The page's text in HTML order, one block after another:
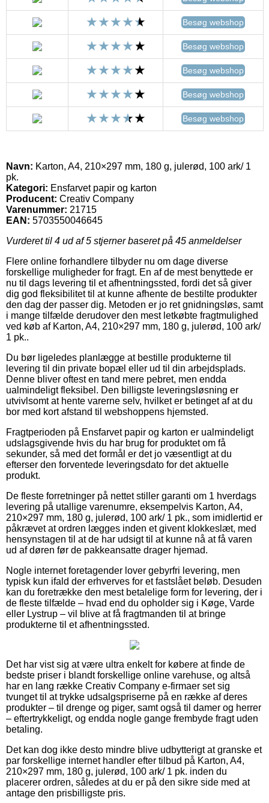
Besøg webshop
Besøg webshop
Besøg webshop
Besøg webshop
Besøg webshop
Navn: Karton, A4, 210×297 mm, 180 g, julerød, 100 ark/ 1
pk.
Kategori: Ensfarvet papir og karton
Producent: Creativ Company
Varenummer: 21715
EAN: 5703550046645
Vurderet til 4 ud af 5 stjerner baseret på 45 anmeldelser
Flere online forhandlere tilbyder nu om dage diverse
forskellige muligheder for fragt. En af de mest benyttede er
nu til dags levering til et afhentningssted, fordi det så giver
dig god fleksibilitet til at kunne afhente de bestilte produkter
den dag der passer dig. Metoden er jo ret gnidningsløs, samt
i mange tilfælde derudover den mest letkøbte fragtmulighed
ved køb af Karton, A4, 210×297 mm, 180 g, julerød, 100 ark/
1 pk..
Du bør ligeledes planlægge at bestille produkterne til
levering til din private bopæl eller ud til din arbejdsplads.
Denne bliver oftest en tand mere pebret, men endda
ualmindeligt fleksibel. Den billigste leveringsløsning er
utvivlsomt at hente varerne selv, hvilket er betinget af at du
bor med kort afstand til webshoppens hjemsted.
Fragtperioden på Ensfarvet papir og karton er ualmindeligt
udslagsgivende hvis du har brug for produktet om få
sekunder, så med det formål er det jo væsentligt at du
efterser den forventede leveringsdato for det aktuelle
produkt.
De fleste forretninger på nettet stiller garanti om 1 hverdags
levering på utallige varenumre, eksempelvis Karton, A4,
210×297 mm, 180 g, julerød, 100 ark/ 1 pk., som imidlertid er
påkrævet at ordren lægges inden et givent klokkeslæt, med
hensynstagen til at de har udsigt til at kunne nå at få varen
ud af døren før de pakkeansatte drager hjemad.
Nogle internet foretagender lover gebyrfri levering, men
typisk kun ifald der erhverves for et fastslået beløb. Desuden
kan du foretrække den mest betalelige form for levering, der i
de fleste tilfælde – hvad end du opholder sig i Køge, Varde
eller Lystrup – vil blive at få fragtmanden til at bringe
produkterne til et afhentningssted.
Det har vist sig at være ultra enkelt for købere at finde de
bedste priser i blandt forskellige online varehuse, og altså
har en lang række Creativ Company e-firmaer set sig
tvunget til at trykke udsalgspriserne på en række af deres
produkter – til drenge og piger, samt også til damer og herrer
– eftertrykkeligt, og endda nogle gange frembyde fragt uden
betaling.
Det kan dog ikke desto mindre blive udbytterigt at granske et
par forskellige internet handler efter tilbud på Karton, A4,
210×297 mm, 180 g, julerød, 100 ark/ 1 pk. inden du
placerer ordren, således at du er på den sikre side med at
antage den prisbilligste pris.